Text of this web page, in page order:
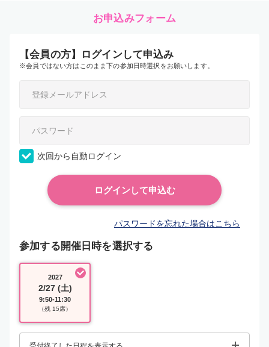
お申込みフォーム
【会員の方】ログインして申込み
※会員ではない方はこのまま下の参加日時選択をお願いします。
次回から自動ログイン
パスワードを忘れた場合はこちら
参加する開催日時を選択する
2027
2/27 (土)
9:50-11:30
（残 15席）